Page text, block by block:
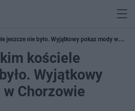
jeszcze nie było. Wyjątkowy pokaz mody w
kościele
Wyjątkowy
Chorzowie